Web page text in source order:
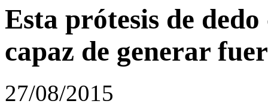
Esta prótesis de
capaz de generar
27/08/2015